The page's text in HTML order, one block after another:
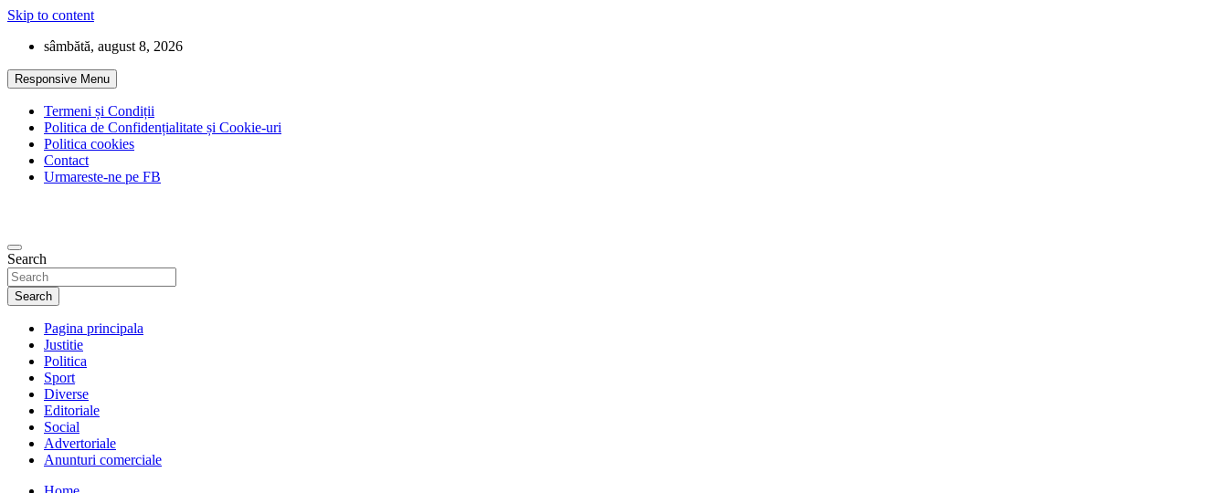
Skip to content
sâmbătă, august 8, 2026
Responsive Menu
Termeni și Condiții
Politica de Confidențialitate și Cookie-uri
Politica cookies
Contact
Urmareste-ne pe FB
Search
Search
Pagina principala
Justitie
Politica
Sport
Diverse
Editoriale
Social
Advertoriale
Anunturi comerciale